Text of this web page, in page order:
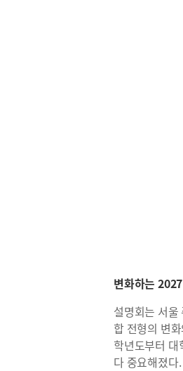
변화하는
설명회는 서
합 전형의 변
학년도부터
다 중요해졌다.